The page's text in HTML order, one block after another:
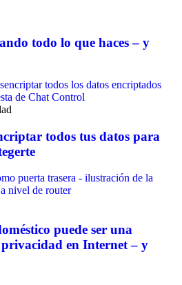
todo lo que haces – y
todos tus datos para
puede ser una
en Internet – y